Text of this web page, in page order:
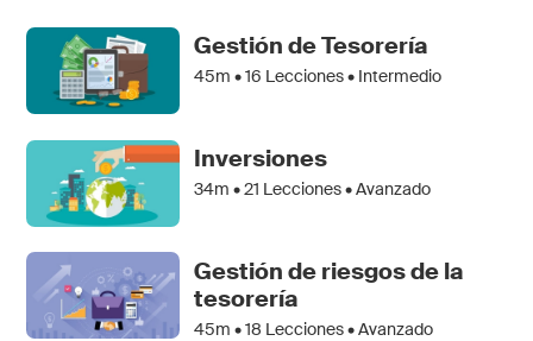
Gestión de Tesorería
45m •16 Lecciones • Intermedio
Inversiones
34m •21 Lecciones • Avanzado
Gestión de riesgos de la
tesorería
45m •18 Lecciones • Avanzado